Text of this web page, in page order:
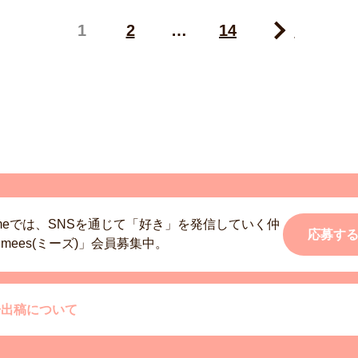
1 2 … 14
では、SNSを通じて「好き」を発信していく仲
ミーズ)」会員募集中。
応募する
稿について